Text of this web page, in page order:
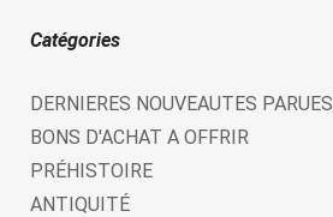
Catégories
DERNIERES NOUVEAUTES PARUES
BONS D'ACHAT A OFFRIR
PRÉHISTOIRE
ANTIQUITÉ